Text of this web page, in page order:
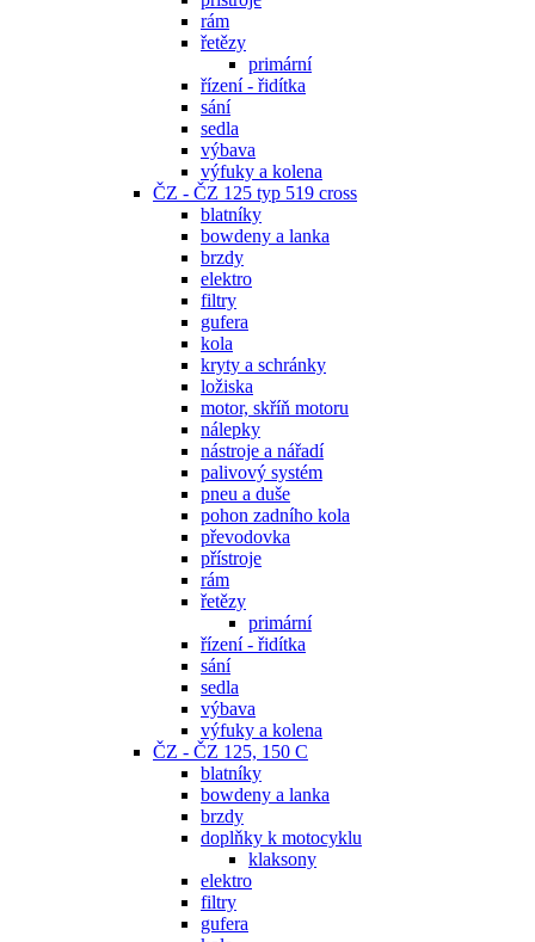
rám
řetězy
primární
řízení - řidítka
sání
sedla
výbava
výfuky a kolena
ČZ - ČZ 125 typ 519 cross
blatníky
bowdeny a lanka
brzdy
elektro
filtry
gufera
kola
kryty a schránky
ložiska
motor, skříň motoru
nálepky
nástroje a nářadí
palivový systém
pneu a duše
pohon zadního kola
převodovka
přístroje
rám
řetězy
primární
řízení - řidítka
sání
sedla
výbava
výfuky a kolena
ČZ - ČZ 125, 150 C
blatníky
bowdeny a lanka
brzdy
doplňky k motocyklu
klaksony
elektro
filtry
gufera